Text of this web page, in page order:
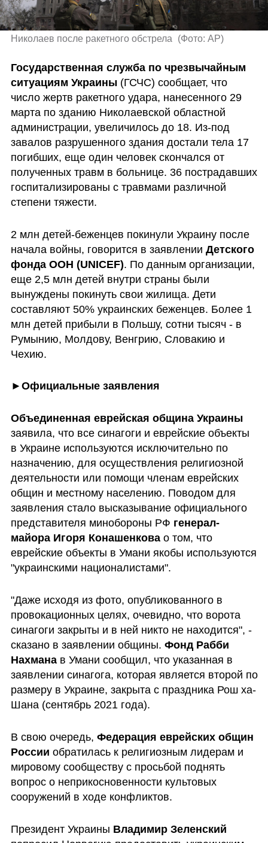
Николаев после ракетного обстрела (Фото: AP)
Государственная служба по чрезвычайным
ситуациям Украины (ГСЧС) сообщает, что
число жертв ракетного удара, нанесенного 29
марта по зданию Николаевской областной
администрации, увеличилось до 18. Из-под
завалов разрушенного здания достали тела 17
погибших, еще один человек скончался от
полученных травм в больнице. 36 пострадавших
госпитализированы с травмами различной
степени тяжести.
2 млн детей-беженцев покинули Украину после
начала войны, говорится в заявлении Детского
фонда ООН (UNICEF). По данным организации,
еще 2,5 млн детей внутри страны были
вынуждены покинуть свои жилища. Дети
составляют 50% украинских беженцев. Более 1
млн детей прибыли в Польшу, сотни тысяч - в
Румынию, Молдову, Венгрию, Словакию и
Чехию.
► Официальные заявления
Объединенная еврейская община Украины
заявила, что все синагоги и еврейские объекты
в Украине используются исключительно по
назначению, для осуществления религиозной
деятельности или помощи членам еврейских
общин и местному населению. Поводом для
заявления стало высказывание официального
представителя минобороны РФ генерал-
майора Игоря Конашенкова о том, что
еврейские объекты в Умани якобы используются
"украинскими националистами".
"Даже исходя из фото, опубликованного в
провокационных целях, очевидно, что ворота
синагоги закрыты и в ней никто не находится", -
сказано в заявлении общины. Фонд Рабби
Нахмана в Умани сообщил, что указанная в
заявлении синагога, которая является второй по
размеру в Украине, закрыта с праздника Рош ха-
Шана (сентябрь 2021 года).
В свою очередь, Федерация еврейских общин
России обратилась к религиозным лидерам и
мировому сообществу с просьбой поднять
вопрос о неприкосновенности культовых
сооружений в ходе конфликтов.
Президент Украины Владимир Зеленский